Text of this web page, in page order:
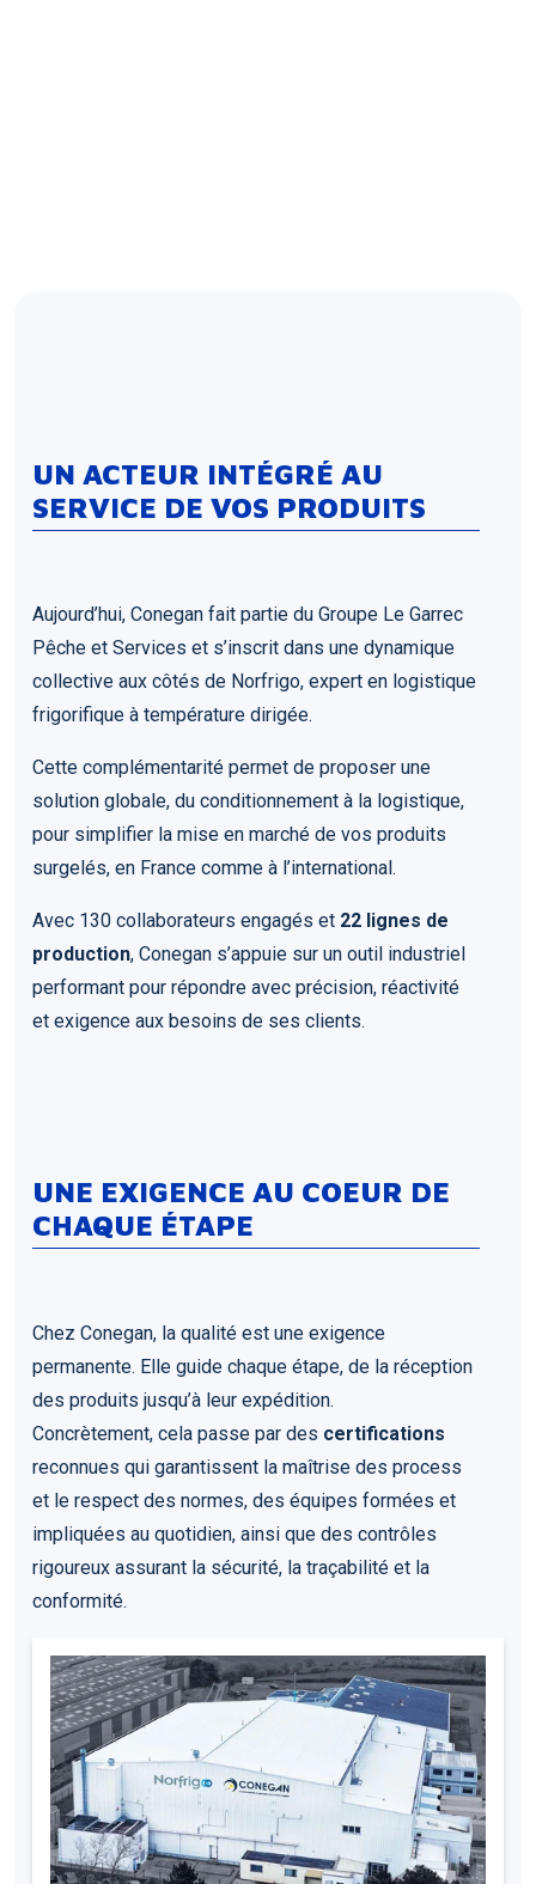
UN ACTEUR INTÉGRÉ AU
SERVICE DE VOS PRODUITS
Aujourd’hui, Conegan fait partie du Groupe Le Garrec
Pêche et Services et s’inscrit dans une dynamique
collective aux côtés de Norfrigo, expert en logistique
frigorifique à température dirigée.
Cette complémentarité permet de proposer une
solution globale, du conditionnement à la logistique,
pour simplifier la mise en marché de vos produits
surgelés, en France comme à l’international.
Avec 130 collaborateurs engagés et 22 lignes de
production, Conegan s’appuie sur un outil industriel
performant pour répondre avec précision, réactivité
et exigence aux besoins de ses clients.
UNE EXIGENCE AU COEUR DE
CHAQUE ÉTAPE
Chez Conegan, la qualité est une exigence
permanente. Elle guide chaque étape, de la réception
des produits jusqu’à leur expédition.
Concrètement, cela passe par des certifications
reconnues qui garantissent la maîtrise des process
et le respect des normes, des équipes formées et
impliquées au quotidien, ainsi que des contrôles
rigoureux assurant la sécurité, la traçabilité et la
conformité.